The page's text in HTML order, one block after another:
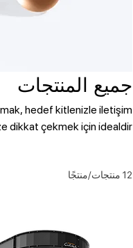
جميع المنتجات
hedef kitlenizle iletişim
dikkat çekmek için idealdir.
12 منتجات/منتجًا